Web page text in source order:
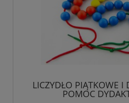
LICZYDŁO PIĄTKOWE I
POMOC